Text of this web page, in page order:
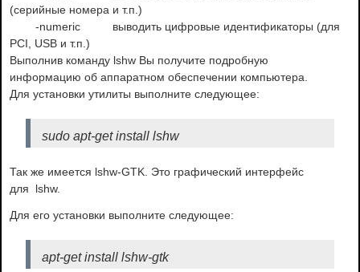
(серийные номера и т.п.)
-numeric выводить цифровые идентификаторы (для
PCI, USB и т.п.)
Выполнив команду lshw Вы получите подробную
информацию об аппаратном обеспечении компьютера.
Для установки утилиты выполните следующее:
sudo apt-get install lshw
Так же имеется lshw-GTK. Это графический интерфейс
для lshw.
Для его установки выполните следующее:
apt-get install lshw-gtk